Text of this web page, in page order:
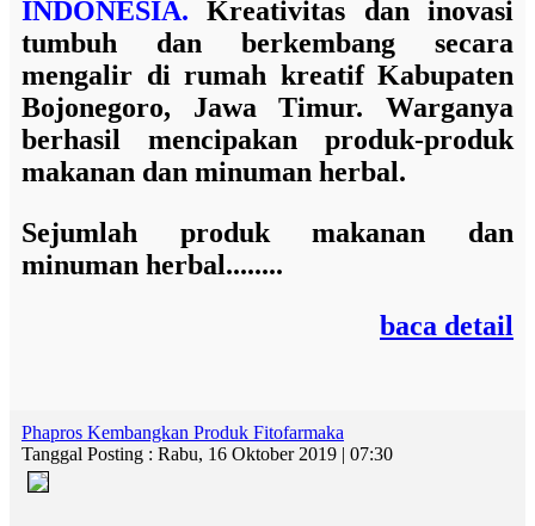
INDONESIA. Kreativitas dan inovasi
tumbuh dan berkembang secara
mengalir di rumah kreatif Kabupaten
Bojonegoro, Jawa Timur. Warganya
berhasil mencipakan produk-produk
makanan dan minuman herbal.
Sejumlah produk makanan dan
minuman herbal........
baca detail
Phapros Kembangkan Produk Fitofarmaka
Tanggal Posting : Rabu, 16 Oktober 2019 | 07:30